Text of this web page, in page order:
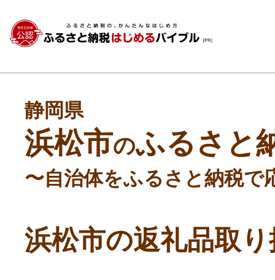
静岡県
浜松市のふるさと
〜自治体をふるさと納税で
浜松市の返礼品取